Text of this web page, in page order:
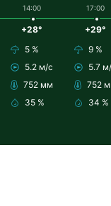
14:00
+28°
5 %
5.2 м/с
752 мм
35 %
17:00
+29°
9 %
5.7
752
34 %